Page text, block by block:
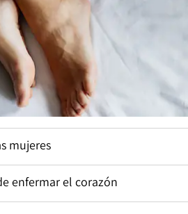
mujeres
enfermar el corazón